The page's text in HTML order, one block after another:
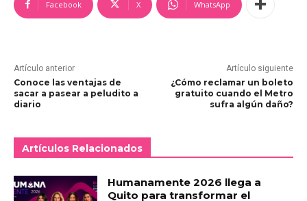
Facebook X WhatsApp
Artículo anterior
Conoce las ventajas de
sacar a pasear a peludito a
diario
Artículo siguiente
¿Cómo reclamar un boleto
gratuito cuando el Metro
sufra algún daño?
Artículos Relacionados
Humanamente 2026 llega a
Quito para transformar el